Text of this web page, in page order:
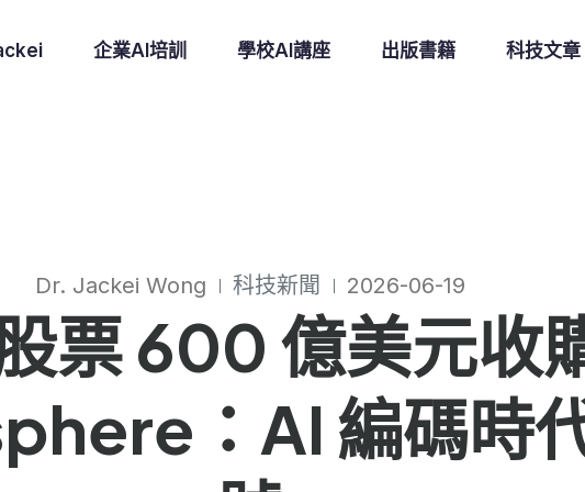
企業AI培訓 學校AI講座 出版書籍 科技文章
Dr. Jackei Wong 科技新聞 2026-06-19
票 600 億美元收
：AI 編碼時